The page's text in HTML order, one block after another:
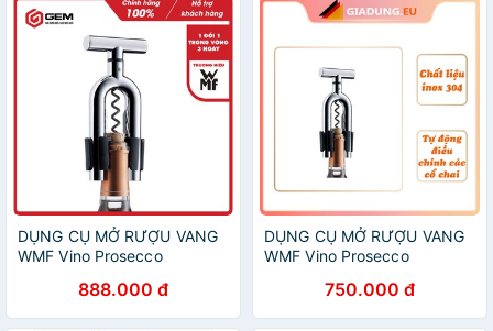
DỤNG CỤ MỞ RƯỢU VANG
WMF Vino Prosecco
888.000 đ
DỤNG CỤ MỞ RƯỢU VANG
WMF Vino Prosecco
750.000 đ